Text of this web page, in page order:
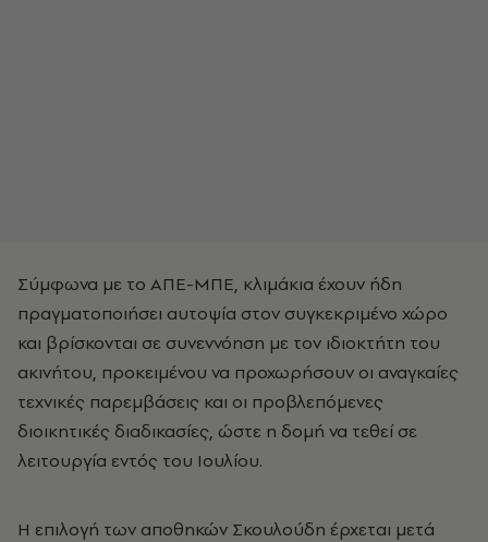
Σύμφωνα με το ΑΠΕ-ΜΠΕ, κλιμάκια έχουν ήδη
πραγματοποιήσει αυτοψία στον συγκεκριμένο χώρο
και βρίσκονται σε συνεννόηση με τον ιδιοκτήτη του
ακινήτου, προκειμένου να προχωρήσουν οι αναγκαίες
τεχνικές παρεμβάσεις και οι προβλεπόμενες
διοικητικές διαδικασίες, ώστε η δομή να τεθεί σε
λειτουργία εντός του Ιουλίου.
Η επιλογή των αποθηκών Σκουλούδη έρχεται μετά